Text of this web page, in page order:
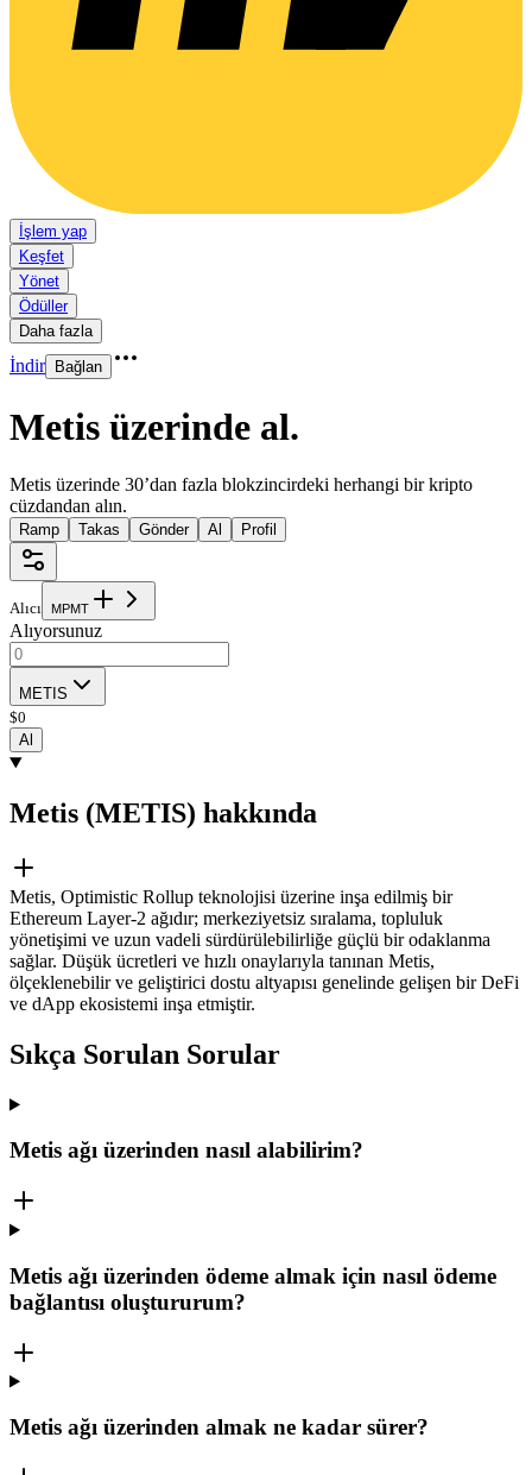
İşlem yap
Keşfet
Yönet
Ödüller
Daha fazla
İndir Bağlan
Metis üzerinde al.
Metis üzerinde 30’dan fazla blokzincirdeki herhangi bir kripto
cüzdandan alın.
Ramp Takas Gönder Al Profil
Alıcı MPMT
Alıyorsunuz
METIS
$0
Al
Metis (METIS) hakkında
Metis, Optimistic Rollup teknolojisi üzerine inşa edilmiş bir
Ethereum Layer-2 ağıdır; merkeziyetsiz sıralama, topluluk
yönetişimi ve uzun vadeli sürdürülebilirliğe güçlü bir odaklanma
sağlar. Düşük ücretleri ve hızlı onaylarıyla tanınan Metis,
ölçeklenebilir ve geliştirici dostu altyapısı genelinde gelişen bir DeFi
ve dApp ekosistemi inşa etmiştir.
Sıkça Sorulan Sorular
Metis ağı üzerinden nasıl alabilirim?
Metis ağı üzerinden ödeme almak için nasıl ödeme
bağlantısı oluştururum?
Metis ağı üzerinden almak ne kadar sürer?